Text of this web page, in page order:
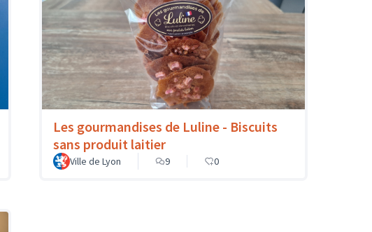
Les gourmandises de Luline - Biscuits
sans produit laitier
Ville de Lyon 9 0